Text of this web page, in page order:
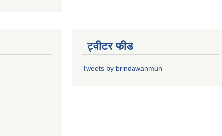
ट्वीटर फीड
Tweets by brindawanmun